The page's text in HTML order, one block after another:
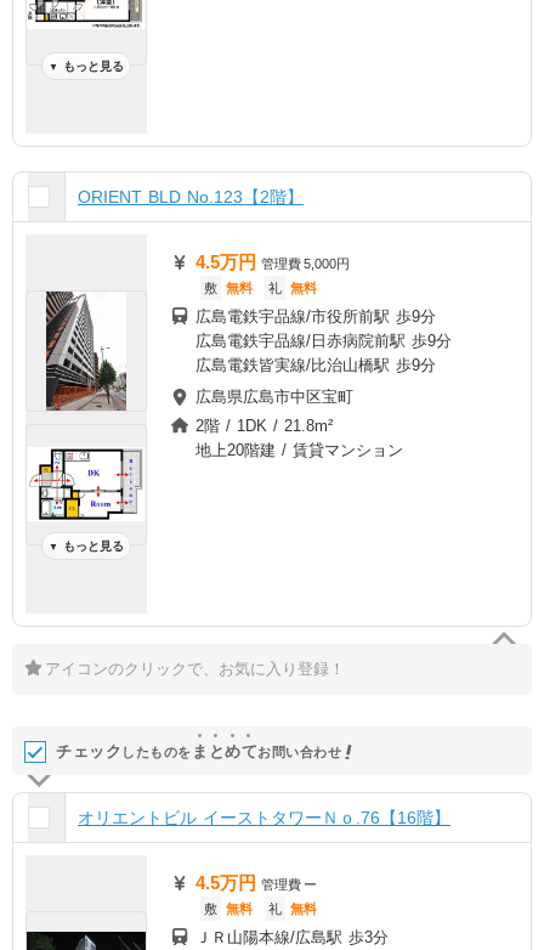
▼ もっと見る
ORIENT BLD No.123【2階】
▼ もっと見る
4.5万円 管理費5,000円
敷 無料 礼 無料
広島電鉄宇品線/市役所前駅 歩9分
広島電鉄宇品線/日赤病院前駅 歩9分
広島電鉄皆実線/比治山橋駅 歩9分
広島県広島市中区宝町
2階 / 1DK / 21.8m²
地上20階建 / 賃貸マンション
アイコンのクリックで、お気に入り登録！
チェック したものを ま とめてお問い合わせ
オリエントビル イーストタワーＮｏ.76【16階】
4.5万円 管理費 ー
敷 無料 礼 無料
ＪＲ山陽本線/広島駅 歩3分